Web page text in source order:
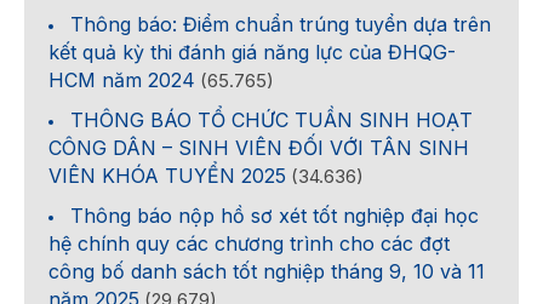
Thông báo: Điểm chuẩn trúng tuyển dựa trên
kết quả kỳ thi đánh giá năng lực của ĐHQG-
HCM năm 2024 (65.765)
THÔNG BÁO TỔ CHỨC TUẦN SINH HOẠT
CÔNG DÂN – SINH VIÊN ĐỐI VỚI TÂN SINH
VIÊN KHÓA TUYỂN 2025 (34.636)
Thông báo nộp hồ sơ xét tốt nghiệp đại học
hệ chính quy các chương trình cho các đợt
công bố danh sách tốt nghiệp tháng 9, 10 và 11